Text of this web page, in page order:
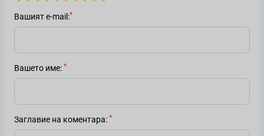
Вашият е-mail
Вашето име
Заглавие на коментара